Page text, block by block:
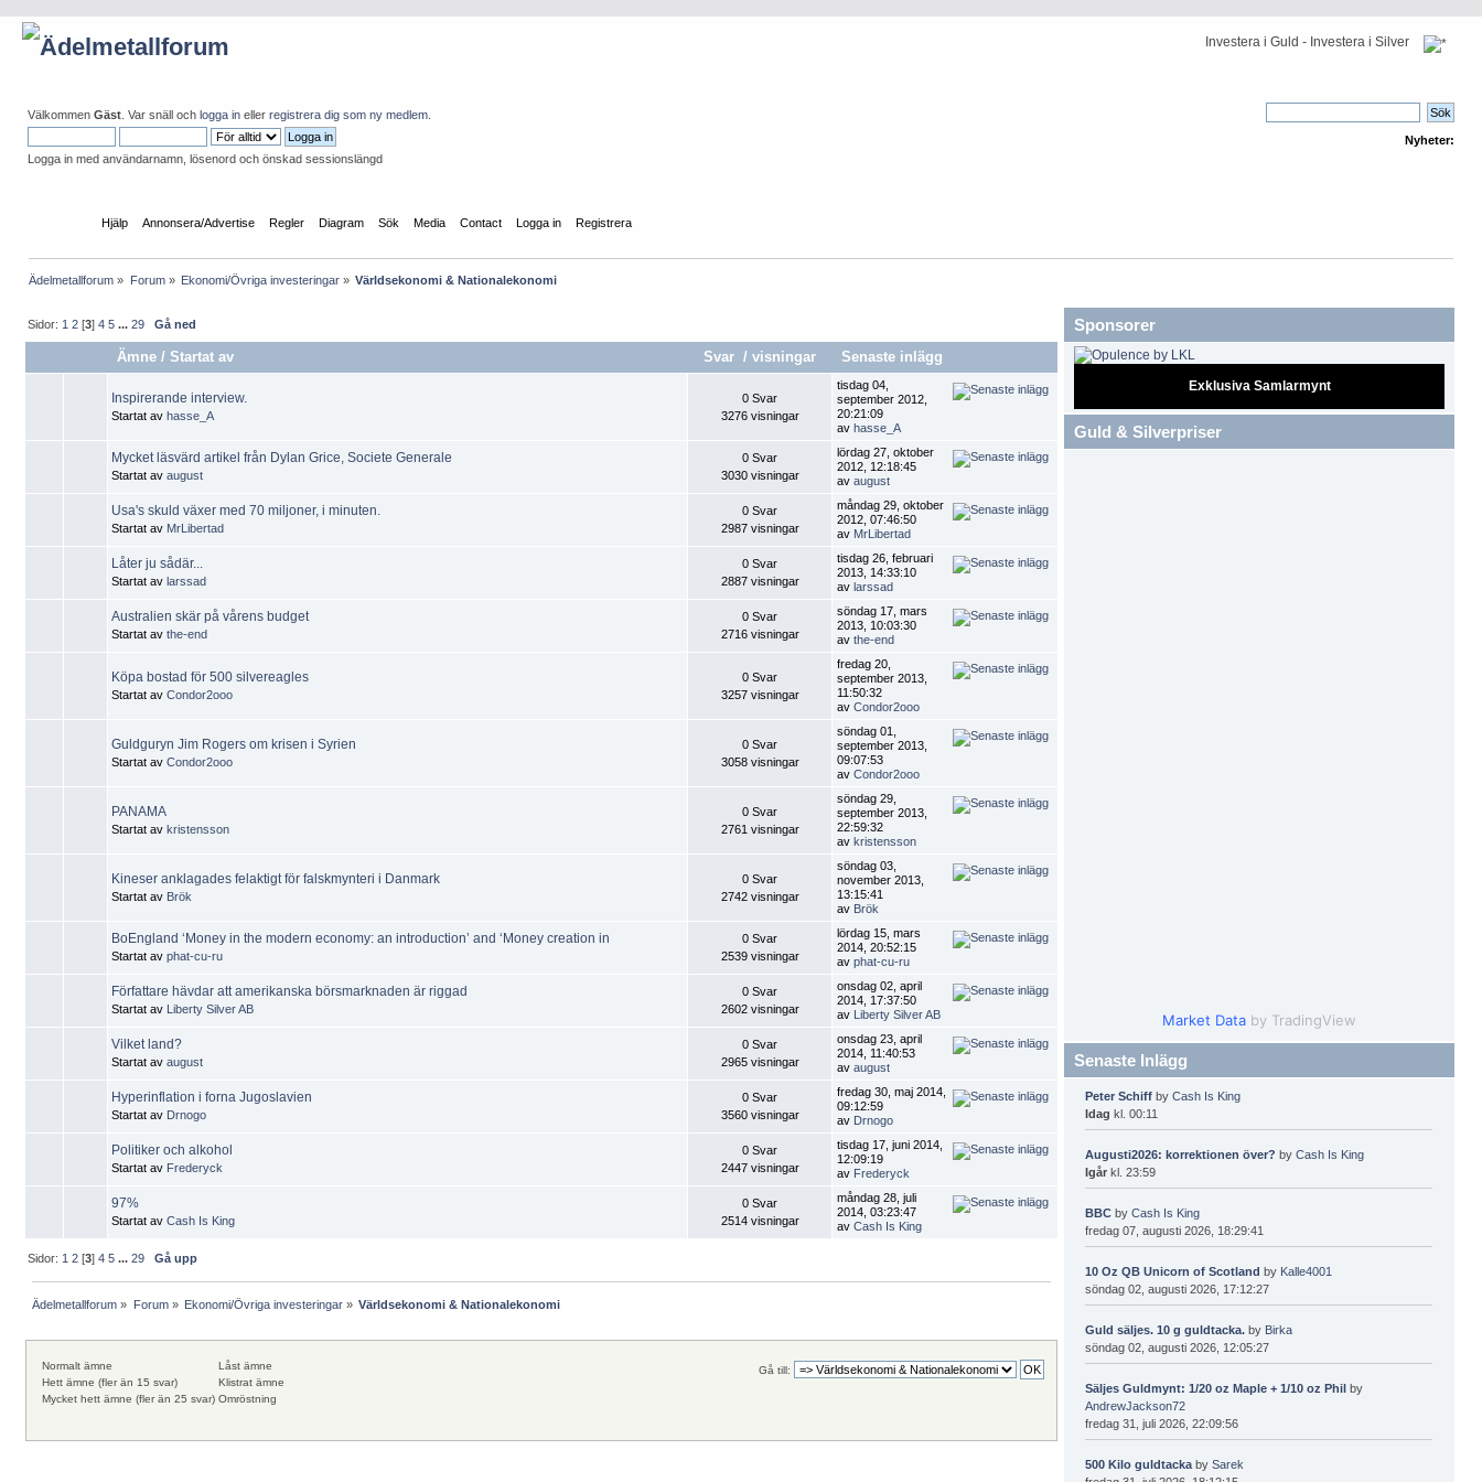
Investera i Guld - Investera i Silver
Välkommen Gäst . Var snäll och logga in eller registrera dig som ny medlem
Logga in med användarnamn, lösenord och önskad sessionslängd
Nyheter:
Hjälp Annonsera/Advertise Regler Diagram Sök Media Contact Logga in Registrera
Ädelmetallforum » Forum» Ekonomi/Övriga investeringar» Världsekonomi & Nationalekonomi
Sidor: 1 2 [3]4 5 ...29 Gå ned
Ämne /Startat av Svar / visningar Senaste inlägg
Inspirerande interview.
Startat av hasse_A
0 Svar
3276 visningar
tisdag 04,
september 2012,
20:21:09
av hasse_A
Mycket läsvärd artikel från Dylan Grice, Societe Generale
Startat av august
0 Svar
3030 visningar
lördag 27, oktober
2012, 12:18:45
av august
Usa's skuld växer med 70 miljoner, i minuten.
Startat av MrLibertad
0 Svar
2987 visningar
måndag 29, oktober
2012, 07:46:50
av MrLibertad
Låter ju sådär...
Startat av larssad
0 Svar
2887 visningar
tisdag 26, februari
2013, 14:33:10
av larssad
Australien skär på vårens budget
Startat av the-end
0 Svar
2716 visningar
söndag 17, mars
2013, 10:03:30
av the-end
Köpa bostad för 500 silvereagles
Startat av Condor2ooo
0 Svar
3257 visningar
fredag 20,
september 2013,
11:50:32
av Condor2ooo
Guldguryn Jim Rogers om krisen i Syrien
Startat av Condor2ooo
0 Svar
3058 visningar
söndag 01,
september 2013,
09:07:53
av Condor2ooo
PANAMA
Startat av kristensson
0 Svar
2761 visningar
söndag 29,
september 2013,
22:59:32
av kristensson
Kineser anklagades felaktigt för falskmynteri i Danmark
Startat av Brök
0 Svar
2742 visningar
söndag 03,
november 2013,
13:15:41
av Brök
BoEngland ‘Money in the modern economy: an introduction’ and ‘Money creation in
Startat av phat-cu-ru
0 Svar
2539 visningar
lördag 15, mars
2014, 20:52:15
av phat-cu-ru
Författare hävdar att amerikanska börsmarknaden är riggad
Startat av Liberty Silver AB
0 Svar
2602 visningar
onsdag 02, april
2014, 17:37:50
av Liberty Silver AB
Vilket land?
Startat av august
0 Svar
2965 visningar
onsdag 23, april
2014, 11:40:53
av august
Hyperinflation i forna Jugoslavien
Startat av Drnogo
0 Svar
3560 visningar
fredag 30, maj 2014,
09:12:59
av Drnogo
Politiker och alkohol
Startat av Frederyck
0 Svar
2447 visningar
tisdag 17, juni 2014,
12:09:19
av Frederyck
97%
Startat av Cash Is King
0 Svar
2514 visningar
måndag 28, juli
2014, 03:23:47
av Cash Is King
Sidor: 1 2 [3]4 5 ...29 Gå upp
Ädelmetallforum » Forum» Ekonomi/Övriga investeringar» Världsekonomi & Nationalekonomi
Gå till:
Normalt ämne
Hett ämne (fler än 15 svar)
Mycket hett ämne (fler än 25 svar)
Låst ämne
Klistrat ämne
Omröstning
Sponsorer
Exklusiva Samlarmynt
Guld & Silverpriser
Market Data by TradingView
Senaste Inlägg
Peter Schiff byCash Is King
Idag kl. 00:11
Augusti2026: korrektionen över? byCash Is King
Igår kl. 23:59
BBC byCash Is King
fredag 07, augusti 2026, 18:29:41
10 Oz QB Unicorn of Scotland by Kalle4001
söndag 02, augusti 2026, 17:12:27
Guld säljes. 10 g guldtacka. by Birka
söndag 02, augusti 2026, 12:05:27
Säljes Guldmynt: 1/20 oz Maple + 1/10 oz Phil by
AndrewJackson72
fredag 31, juli 2026, 22:09:56
500 Kilo guldtacka bySarek